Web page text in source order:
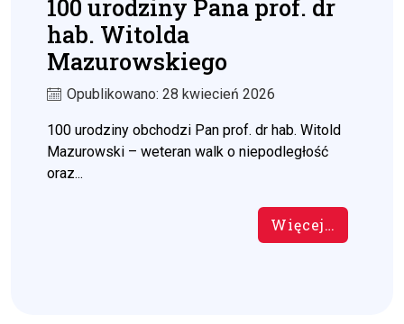
100 urodziny Pana prof. dr
hab. Witolda
Mazurowskiego
Opublikowano: 28 kwiecień 2026
100 urodziny obchodzi Pan prof. dr hab. Witold
Mazurowski – weteran walk o niepodległość
oraz...
Więcej…